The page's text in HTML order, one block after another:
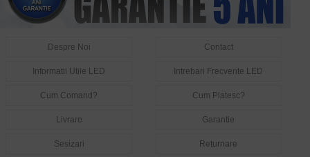
Despre Noi Contact
Informatii Utile LED Intrebari Frecvente LED
Cum Comand? Cum Platesc?
Livrare Garantie
Sesizari Returnare